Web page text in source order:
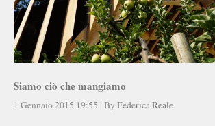
Siamo ciò che mangiamo
1 Gennaio 2015 19:55 | By Federica Reale